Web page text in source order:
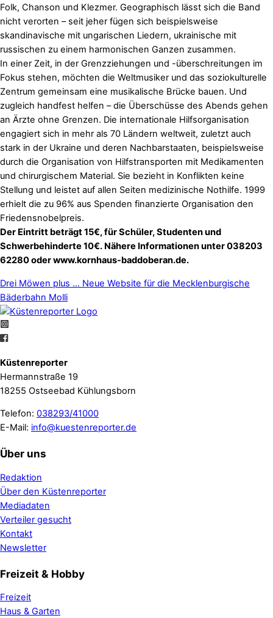
Folk, Chanson und Klezmer. Geographisch lässt sich die Band
nicht verorten – seit jeher fügen sich beispielsweise
skandinavische mit ungarischen Liedern, ukrainische mit
russischen zu einem harmonischen Ganzen zusammen.
In einer Zeit, in der Grenzziehungen und -überschreitungen im
Fokus stehen, möchten die Weltmusiker und das soziokulturelle
Zentrum gemeinsam eine musikalische Brücke bauen. Und
zugleich handfest helfen – die Überschüsse des Abends gehen
an Ärzte ohne Grenzen. Die internationale Hilfsorganisation
engagiert sich in mehr als 70 Ländern weltweit, zuletzt auch
stark in der Ukraine und deren Nachbarstaaten, beispielsweise
durch die Organisation von Hilfstransporten mit Medikamenten
und chirurgischem Material. Sie bezieht in Konflikten keine
Stellung und leistet auf allen Seiten medizinische Nothilfe. 1999
erhielt die zu 96% aus Spenden finanzierte Organisation den
Friedensnobelpreis.
Der Eintritt beträgt 15€, für Schüler, Studenten und
Schwerbehinderte 10€. Nähere Informationen unter 038203
62280 oder www.kornhaus-baddoberan.de.
Drei Möwen plus … Neue Website für die Mecklenburgische
Bäderbahn Molli
Küstenreporter
Hermannstraße 19
18255 Ostseebad Kühlungsborn
Telefon: 038293/41000
E-Mail: info@kuestenreporter.de
Über uns
Redaktion
Über den Küstenreporter
Mediadaten
Verteiler gesucht
Kontakt
Newsletter
Freizeit & Hobby
Freizeit
Haus & Garten